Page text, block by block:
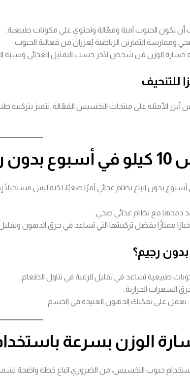
أن تكون الحبوب آمنة وفعّالة وتحتوي على مكونات طبيعية.
وممارسة التمارين الرياضية يُعززان من فعالية الحبوب.
خسارة الوزن من شخص لآخر حسب التمثيل الغذائي ونسبة
للتنحيف
أبرز الأمثلة على منتجات التخسيس الفعّالة. تتميز بتركيبة
دمجها مع نظام غذائي صحي.
ممتازًا بفضل تركيبتها التي تساعد في حرق الدهون
رجيم؟
طبيعية تساعد في تقليل الرغبة في تناول الطعام.
السعرات الحرارية.
: تعمل على تفكيك الدهون العنيدة في الجسم.
الوزن بسرعة
حبوب التخسيس، من الضروري اتباع خطة واضحة